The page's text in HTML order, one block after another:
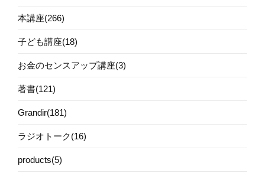
本講座(266)
子ども講座(18)
お金のセンスアップ講座(3)
著書(121)
Grandir(181)
ラジオトーク(16)
products(5)